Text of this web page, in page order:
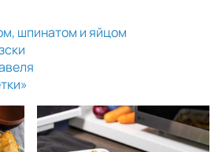
шпинатом и яйцом